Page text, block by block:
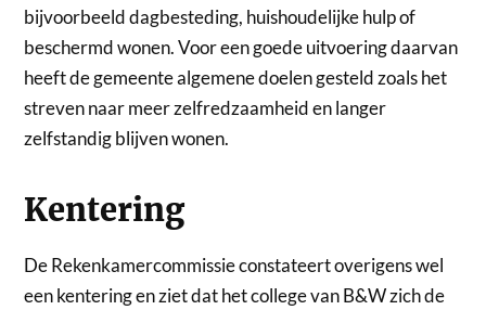
bijvoorbeeld dagbesteding, huishoudelijke hulp of
beschermd wonen. Voor een goede uitvoering daarvan
heeft de gemeente algemene doelen gesteld zoals het
streven naar meer zelfredzaamheid en langer
zelfstandig blijven wonen.
Kentering
De Rekenkamercommissie constateert overigens wel
een kentering en ziet dat het college van B&W zich de